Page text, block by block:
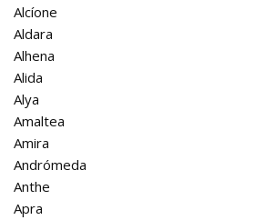
Alcíone
Aldara
Alhena
Alida
Alya
Amaltea
Amira
Andrómeda
Anthe
Apra